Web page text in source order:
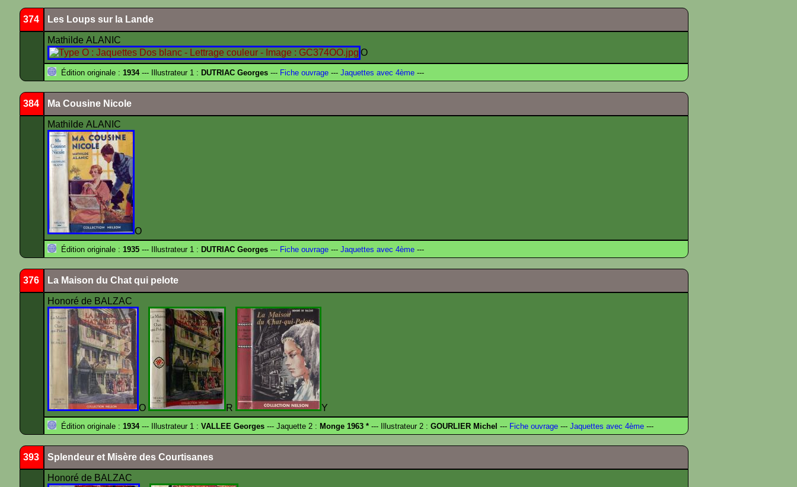
374 Les Loups sur la Lande
Mathilde ALANIC
O
Édition originale : 1934--- Illustrateur 1 : DUTRIAC Georges --- Fiche ouvrage --- Jaquettes avec 4ème ---
384 Ma Cousine Nicole
Mathilde ALANIC
O
Édition originale : 1935 --- Illustrateur 1 : DUTRIAC Georges --- Fiche ouvrage --- Jaquettes avec 4ème ---
376 La Maison du Chat qui pelote
Honoré de BALZAC
O R Y
Édition originale : 1934--- Illustrateur 1 : VALLEE Georges --- Jaquette 2 : Monge 1963 * --- Illustrateur 2 : GOURLIER Michel --- Fiche ouvrage --- Jaquettes avec 4ème ---
393 Splendeur et Misère des Courtisanes
Honoré de BALZAC